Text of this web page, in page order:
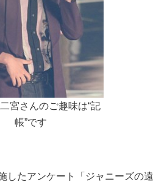
宮さんのご趣味は“記
帳”です
したアンケート「ジャニーズの遠